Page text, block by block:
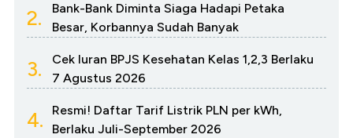
2.
Bank-Bank Diminta Siaga Hadapi Petaka
Besar, Korbannya Sudah Banyak
3.
Cek Iuran BPJS Kesehatan Kelas 1,2,3 Berlaku
7 Agustus 2026
4.
Resmi! Daftar Tarif Listrik PLN per kWh,
Berlaku Juli-September 2026